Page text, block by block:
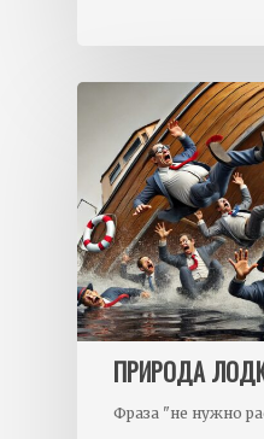
ПРИРОДА
Фраза "не нужно